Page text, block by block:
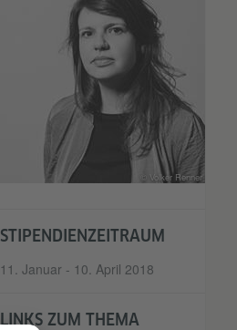
© Volker Renner
STIPENDIENZEITRAUM
11. Januar - 10. April 2018
LINKS ZUM THEMA